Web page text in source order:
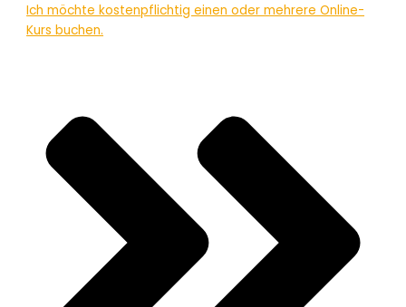
Ich möchte kostenpflichtig einen oder mehrere Online-
Kurs buchen.